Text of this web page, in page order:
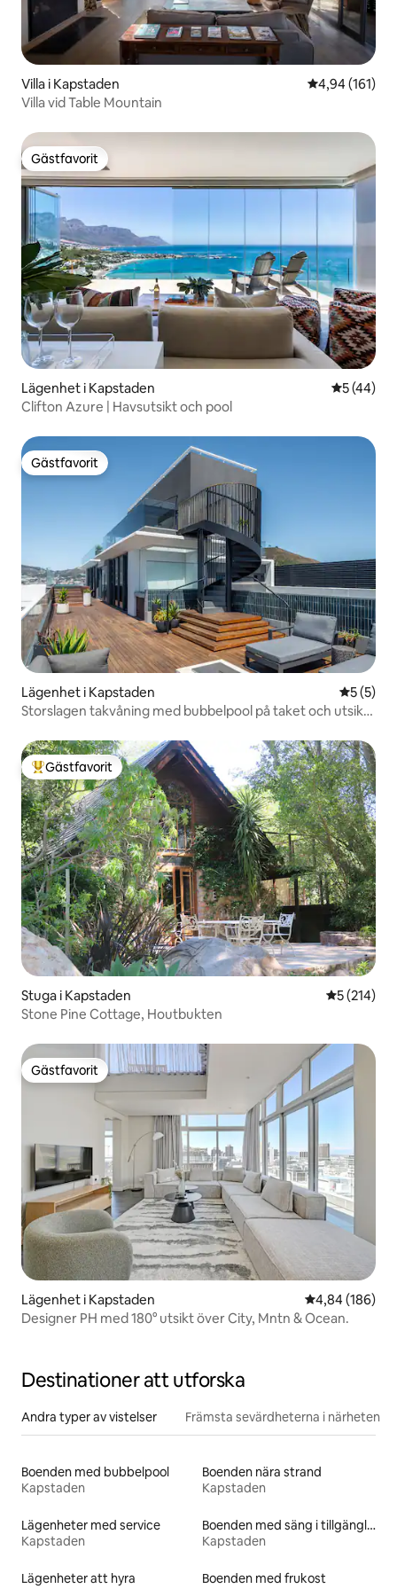
Villa i Kapstaden 4,94 av 5 i
4,94 (161)
Villa vid Table Mountain
Gästfavorit
Gästfavorit
Lägenhet i Kapstaden 5 av 5 i
5 (44)
Clifton Azure | Havsutsikt och pool
Gästfavorit
Gästfavorit
Lägenhet i Kapstaden 5 av 5 i
5 (5)
Storslagen takvåning med bubbelpool på taket och utsikt
Populär gästfavorit
Gästfavorit
Stuga i Kapstaden 5 av 5 i
5 (214)
Stone Pine Cottage, Houtbukten
Gästfavorit
Gästfavorit
Lägenhet i Kapstaden 4,84 av 5 i
4,84 (186)
Designer PH med 180° utsikt över City, Mntn & Ocean.
Destinationer att utforska
Andra typer av vistelser Främsta sevärdheterna i närheten
Boenden med bubbelpool
Kapstaden
Boenden nära strand
Kapstaden
Lägenheter med service
Kapstaden
Boenden med säng i tillgänglighetsanpassad höjd
Kapstaden
Lägenheter att hyra
Boenden med frukost